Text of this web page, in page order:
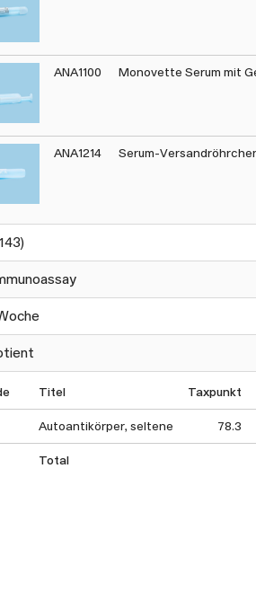
ANA1100 Monovette Serum mit
ANA1214 Serum-
Titel Taxpunkt
Autoantikörper, seltene 78.3
Total